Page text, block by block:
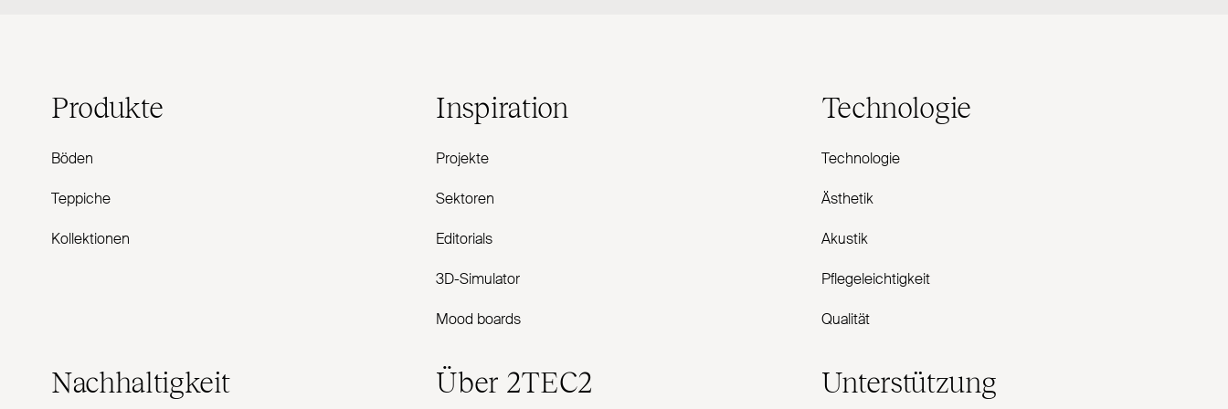
Produkte
Böden
Teppiche
Kollektionen
Inspiration
Projekte
Sektoren
Editorials
3D-Simulator
Mood boards
Technologie
Technologie
Ästhetik
Akustik
Pflegeleichtigkeit
Qualität
Nachhaltigkeit Über 2TEC2 Unterstützung